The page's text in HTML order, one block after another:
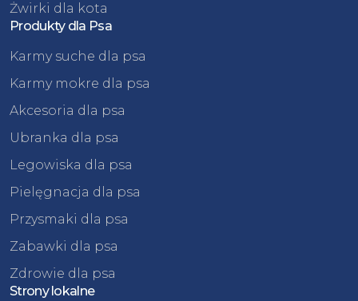
Żwirki dla kota
Produkty dla Psa
Karmy suche dla psa
Karmy mokre dla psa
Akcesoria dla psa
Ubranka dla psa
Legowiska dla psa
Pielęgnacja dla psa
Przysmaki dla psa
Zabawki dla psa
Zdrowie dla psa
Strony lokalne